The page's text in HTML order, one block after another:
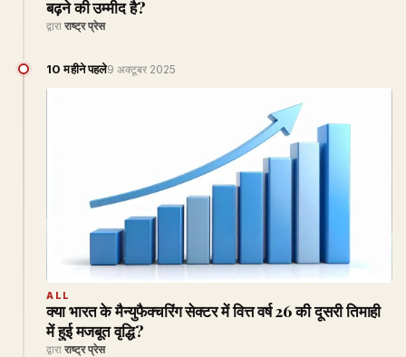
बढ़ने की उम्मीद है?
द्वारा राष्ट्र प्रेस
10 महीने पहले9 अक्टूबर 2025
ALL
क्या भारत के मैन्युफैक्चरिंग सेक्टर में वित्त वर्ष 26 की दूसरी तिमाही
में हुई मजबूत वृद्धि?
द्वारा राष्ट्र प्रेस